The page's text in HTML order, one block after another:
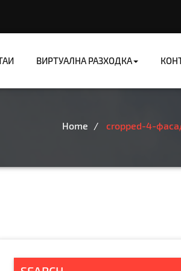
ВИРТУАЛНА РАЗХОДКА
Home cropped-4-